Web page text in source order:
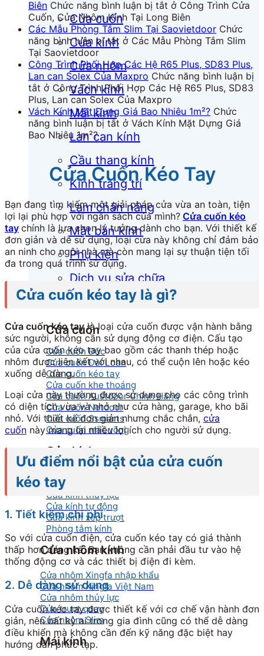
Cửa cuốn
Cửa kính
Cửa nhôm
Vách kính
Mái kính
Lan can kính
Cầu thang kính
Kính trang trí
Lam chắn nắng
Mặt bàn kính
Phụ kiện
Dịch vụ sửa chữa
Cửa cuốn
Cửa cuốn Đức
Cửa cuốn Đài Loan
Cửa cuốn kéo tay
Cửa cuốn khe thoáng
Cửa cuốn Austdoor Chính Hãng
Cửa cuốn Netdoor
Cửa cuốn Ssmarts
Cửa cuốn mắc võng
Cửa kính
Cửa kính cường lực
Cửa kính lùa
Cửa kính thủy lực
Cửa kính tự động
Cửa kính xếp trượt
Phòng tắm kính
Cửa nhôm kính
Cửa nhôm Xingfa nhập khẩu
Cửa nhôm Xingfa Việt Nam
Cửa nhôm thủy lực
Cửa trượt quay
Cửa nhôm Slim
Mái kính
Biên Chức năng bình luận bị tắt ở Công Trình Cửa
Cuốn, Cửa Nhôm Kính Tại Long Biên
Các Mẫu Phòng Tắm Slim Tại Saovietdoor Chức
năng bình luận bị tắt ở Các Mẫu Phòng Tắm Slim
Tại Saovietdoor
Công Trình Phối Hợp Các Hệ R65 Plus, SD83 Plus,
Lan can Solex Của Maxpro Chức năng bình luận bị
tắt ở Công Trình Phối Hợp Các Hệ R65 Plus, SD83
Plus, Lan can Solex Của Maxpro
Vách Kính Mặt Dựng Giá Bao Nhiêu 1m²? Chức
năng bình luận bị tắt ở Vách Kính Mặt Dựng Giá
Bao Nhiêu 1m²?
Cửa Cuốn Kéo Tay
Bạn đang tìm kiếm một giải pháp cửa vừa an toàn, tiện
lợi lại phù hợp với ngân sách của mình? Cửa cuốn kéo
tay chính là lựa chọn lý tưởng dành cho bạn. Với thiết kế
đơn giản và dễ sử dụng, loại cửa này không chỉ đảm bảo
an ninh cho ngôi nhà mà còn mang lại sự thuận tiện tối
đa trong quá trình sử dụng.
Cửa cuốn kéo tay là gì?
Cửa cuốn kéo taylà loại cửa cuốn được vận hành bằng
sức người, không cần sử dụng động cơ điện. Cấu tạo
của cửa cuốn kéo tay bao gồm các thanh thép hoặc
nhôm được liên kết với nhau, có thể cuộn lên hoặc kéo
xuống dễ dàng.
Loại cửa này thường được sử dụng cho các công trình
có diện tích vừa và nhỏ như cửa hàng, garage, kho bãi
nhỏ. Với thiết kế đơn giản nhưng chắc chắn, cửa
cuốn này mang lại nhiều lợi ích cho người sử dụng.
Ưu điểm nổi bật của cửa cuốn
kéo tay
1. Tiết kiệm chi phí
So với cửa cuốn điện, cửa cuốn kéo tay có giá thành
thấp hơn đáng kể. Bạn không cần phải đầu tư vào hệ
thống động cơ và các thiết bị điện đi kèm.
2. Dễ dàng sử dụng
Cửa cuốn kéo tay được thiết kế với cơ chế vận hành đơn
giản, nên bất kỳ ai trong gia đình cũng có thể dễ dàng
điều khiển mà không cần đến kỹ năng đặc biệt hay
hướng dẫn phức tạp.